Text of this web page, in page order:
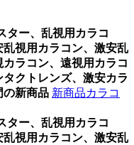
ター、乱視用カラコ
視用カラコン、激安乱
ラコン、遠視用カラコ
クトレンズ、激安カラ
の新商品 新商品カラコ
ター、乱視用カラコ
視用カラコン、激安乱